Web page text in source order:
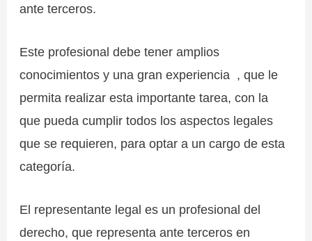
ante terceros.
Este profesional debe tener amplios
conocimientos y una gran experiencia , que le
permita realizar esta importante tarea, con la
que pueda cumplir todos los aspectos legales
que se requieren, para optar a un cargo de esta
categoría.
El representante legal es un profesional del
derecho, que representa ante terceros en